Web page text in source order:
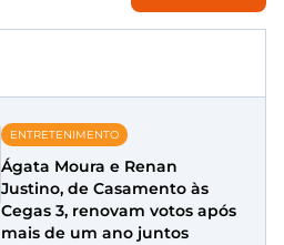
ENTRETENIMENTO
Ágata Moura e Renan
Justino, de Casamento às
Cegas 3, renovam votos após
mais de um ano juntos